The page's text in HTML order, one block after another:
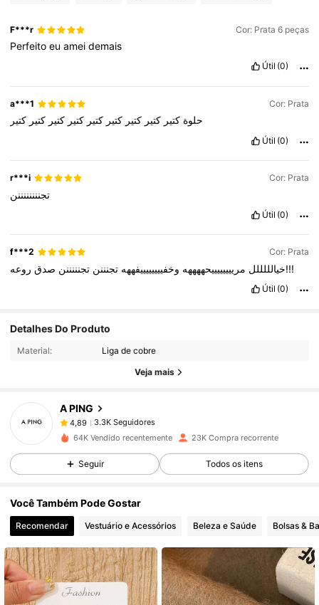
F***r Cor: Prata 6 peças
Perfeitoeuameidemais
Útil (0)
a***1 Cor: Prata
حلوة كتير كتير كتير كتير كتير كتير كتير كتير كتير
Útil (0)
r***i Cor: Prata
تجننننننننن
Útil (0)
f***2 Cor: Prata
خيالللللل مرييييييييحههههه وخفييييييييفههه تجنننن تجنننننن صدق روعه!!!
Útil (0)
Detalhes Do Produto
Material: Liga de cobre
Veja mais
A PING
4,89
3.3K Seguidores
t***c pago1 dia atrás
4,89 3.3K Seguidores
4,89 3.3K Seguidores
4,89 3.3K Seguidores
3.3K Seguidores
64K Vendido recentemente 23K Compra recorrente
Seguir Todos os itens
Você Também Pode Gostar
Recomendar Vestuário e Acessórios Beleza e Saúde Bolsas &